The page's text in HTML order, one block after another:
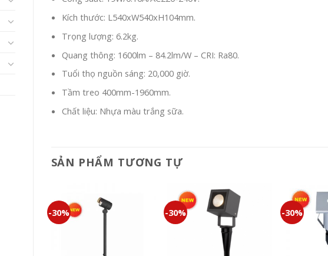
Kích thước: L540xW540xH104mm.
Trọng lượng: 6.2kg.
Quang thông: 1600lm – 84.2lm/W – CRI: Ra80.
Tuổi thọ nguồn sáng: 20,000 giờ.
Tầm treo 400mm-1960mm.
Chất liệu: Nhựa màu trắng sữa.
SẢN PHẨM TƯƠNG TỰ
-30% -30% -30%